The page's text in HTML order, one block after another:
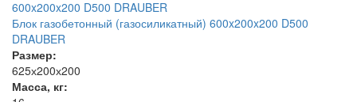
Блок газобетонный (газосиликатный) 600x200x200 D500
DRAUBER
Размер:
625х200х200
Масса, кг: